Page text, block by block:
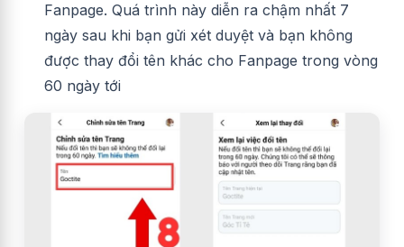
Fanpage. Quá trình này diễn ra chậm nhất 7
ngày sau khi bạn gửi xét duyệt và bạn không
được thay đổi tên khác cho Fanpage trong vòng
60 ngày tới